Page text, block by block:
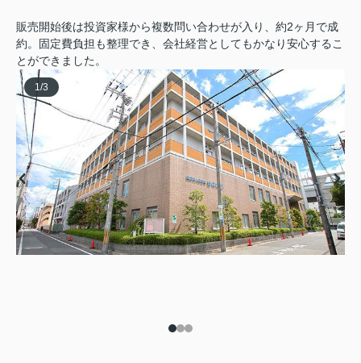
販売開始後は投資家様から複数問い合わせが入り、約2ヶ月で成
約。固定費負担も整理でき、会社経営としてもかなり安心するこ
とができました。
1/3